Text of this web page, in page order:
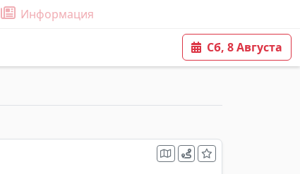
Информация
Сб, 8 Августа